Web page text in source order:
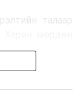
талаар
аргаар
үндэслэлээр